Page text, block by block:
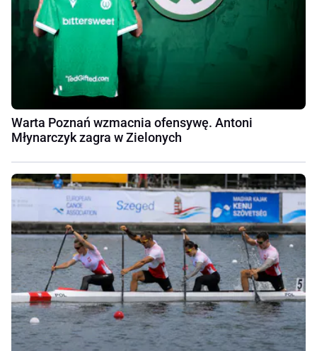
Warta Poznań wzmacnia ofensywę. Antoni
Młynarczyk zagra w Zielonych